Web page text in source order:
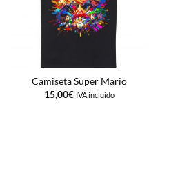
Camiseta Super Mario
15,00€ IVA incluido